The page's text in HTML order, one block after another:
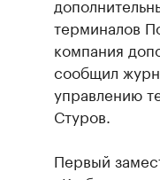
терминалов
компания
сообщил
управлению
Стуров.
Первый